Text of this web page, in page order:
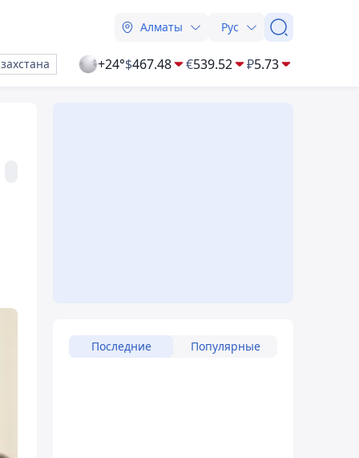
Алматы Рус
+24°$467.48 €539.52 ₽5.73
Последние Популярные